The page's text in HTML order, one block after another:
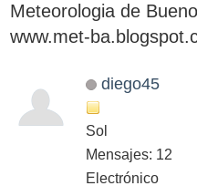
Meteorologia de
www.met-
diego45
Sol
Mensajes: 12
Electrónico